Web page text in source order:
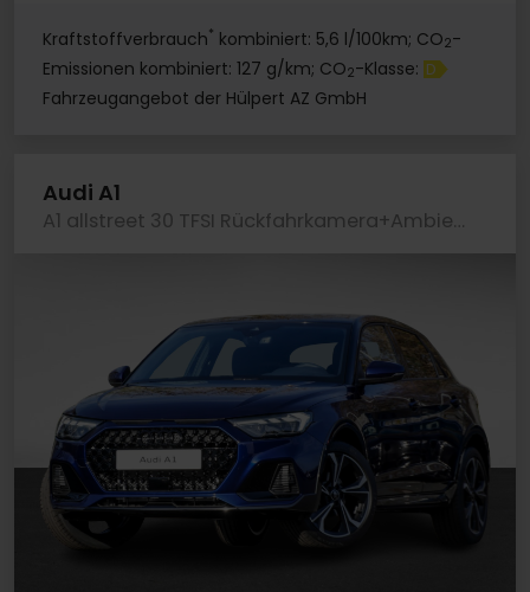
Kraftstoffverbrauch* kombiniert: 5,6 l/100km; CO2-
Emissionen kombiniert: 127 g/km; CO2-Klasse: D
Fahrzeugangebot der Hülpert AZ GmbH
Audi A1
A1 allstreet 30 TFSI Rückfahrkamera+AmbienteLichtpaketPlus+Sitzheizung